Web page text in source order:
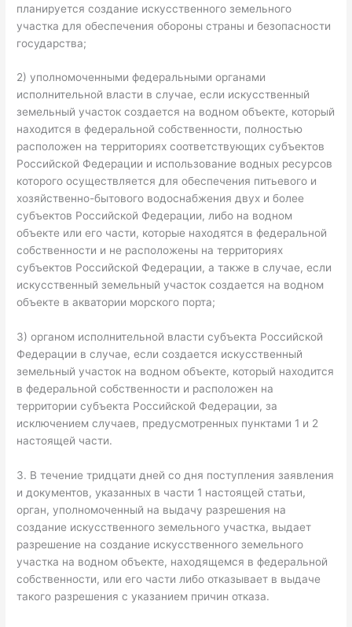
планируется создание искусственного земельного
участка для обеспечения обороны страны и безопасности
государства;
2) уполномоченными федеральными органами
исполнительной власти в случае, если искусственный
земельный участок создается на водном объекте, который
находится в федеральной собственности, полностью
расположен на территориях соответствующих субъектов
Российской Федерации и использование водных ресурсов
которого осуществляется для обеспечения питьевого и
хозяйственно-бытового водоснабжения двух и более
субъектов Российской Федерации, либо на водном
объекте или его части, которые находятся в федеральной
собственности и не расположены на территориях
субъектов Российской Федерации, а также в случае, если
искусственный земельный участок создается на водном
объекте в акватории морского порта;
3) органом исполнительной власти субъекта Российской
Федерации в случае, если создается искусственный
земельный участок на водном объекте, который находится
в федеральной собственности и расположен на
территории субъекта Российской Федерации, за
исключением случаев, предусмотренных пунктами 1 и 2
настоящей части.
3. В течение тридцати дней со дня поступления заявления
и документов, указанных в части 1 настоящей статьи,
орган, уполномоченный на выдачу разрешения на
создание искусственного земельного участка, выдает
разрешение на создание искусственного земельного
участка на водном объекте, находящемся в федеральной
собственности, или его части либо отказывает в выдаче
такого разрешения с указанием причин отказа.